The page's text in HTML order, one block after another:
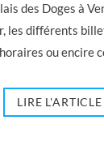
des Doges à
les différents
ou encire
LIRE L'ARTICLE